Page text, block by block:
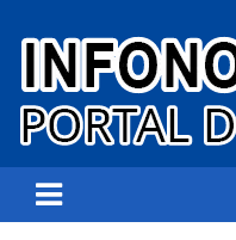
Infonoa Salta